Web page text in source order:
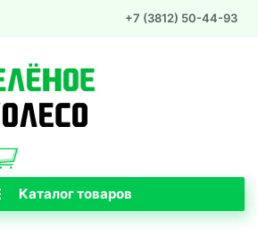
+7 (3812) 50-44-93
Каталог товаров